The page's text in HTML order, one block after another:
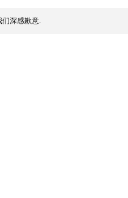
深感歉意.